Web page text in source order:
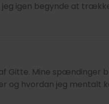
igen begynde at
Gitte. Mine spændinger
hvordan jeg mentalt